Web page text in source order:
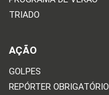
TRIADO
AÇÃO
GOLPES
REPÓRTER OBRIGATÓRIO